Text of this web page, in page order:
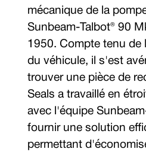
mécanique de la
Sunbeam-Talbot® 90
1950. Compte tenu de
du véhicule, il s'est
trouver une pièce de
Seals a travaillé en
avec l'équipe
fournir une solution
permettant